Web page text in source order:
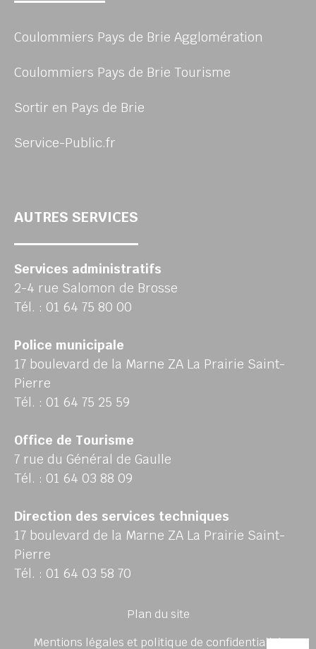
Coulommiers Pays de Brie Agglomération
Coulommiers Pays de Brie Tourisme
Sortir en Pays de Brie
Service-Public.fr
AUTRES SERVICES
Services administratifs
2-4 rue Salomon de Brosse
Tél. : 01 64 75 80 00
Police municipale
17 boulevard de la Marne ZA La Prairie Saint-
Pierre
Tél. : 01 64 75 25 59
Office de Tourisme
7 rue du Général de Gaulle
Tél. : 01 64 03 88 09
Direction des services techniques
17 boulevard de la Marne ZA La Prairie Saint-
Pierre
Tél. : 01 64 03 58 70
Plan du site
Mentions légales et politique de confidentialité